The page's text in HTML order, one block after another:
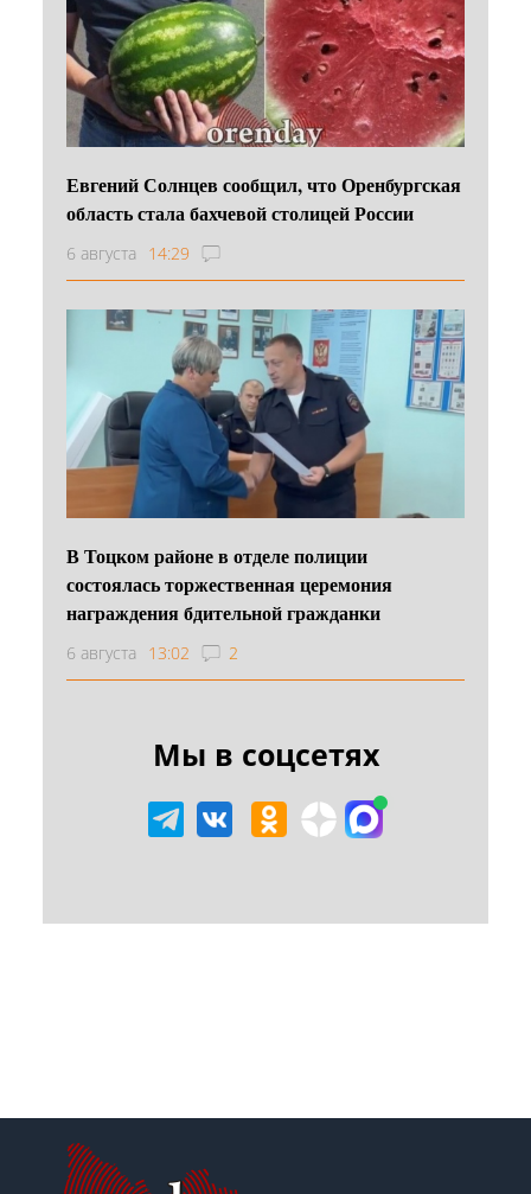
Евгений Солнцев сообщил, что Оренбургская
область стала бахчевой столицей России
6 августа 14:29
В Тоцком районе в отделе полиции
состоялась торжественная церемония
награждения бдительной гражданки
6 августа 13:02 2
Мы в соцсетях